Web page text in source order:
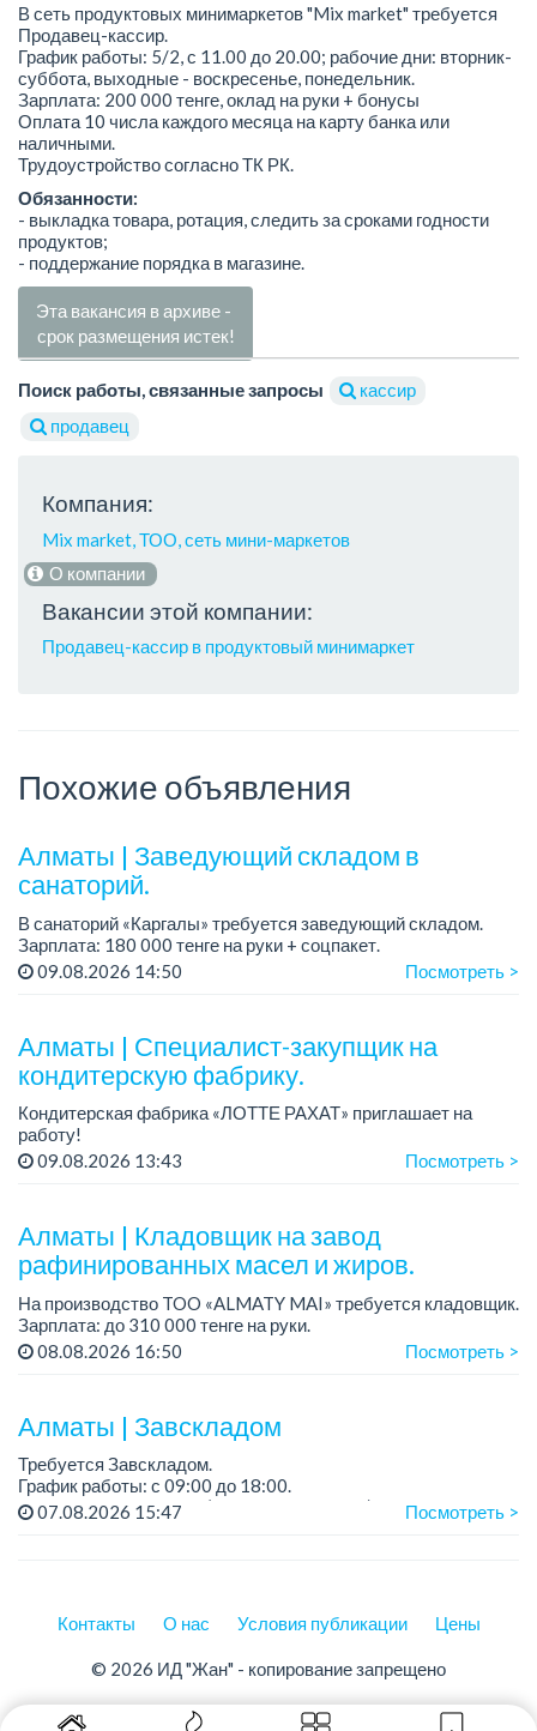
В сеть продуктовых минимаркетов "Mix market" требуется
Продавец-кассир.
График работы: 5/2, с 11.00 до 20.00; рабочие дни: вторник-
суббота, выходные - воскресенье, понедельник.
Зарплата: 200 000 тенге, оклад на руки + бонусы
Оплата 10 числа каждого месяца на карту банка или
наличными.
Трудоустройство согласно ТК РК.
Обязанности:
- выкладка товара, ротация, следить за сроками годности
продуктов;
- поддержание порядка в магазине.
Эта вакансия в архиве -
срок размещения истек!
Поиск работы, связанные запросы
кассир
продавец
Компания:
Mix market, ТОО, сеть мини-маркетов
О компании
Вакансии этой компании:
Продавец-кассир в продуктовый минимаркет
Похожие объявления
Алматы | Заведующий складом в
санаторий.
В санаторий «Каргалы» требуется заведующий складом.
Зарплата: 180 000 тенге на руки + соцпакет.
График работы: 2/2.
09.08.2026 14:50 Посмотреть >
Алматы | Специалист-закупщик на
кондитерскую фабрику.
Кондитерская фабрика «ЛОТТЕ РАХАТ» приглашает на
работу!
Зарплата: до 275 000 тенге.
09.08.2026 13:43 Посмотреть >
Алматы | Кладовщик на завод
рафинированных масел и жиров.
На производство TOO «ALMATY MAI» требуется кладовщик.
Зарплата: до 310 000 тенге на руки.
График работы: 5/2, с 08.00 до 17.00.
08.08.2026 16:50 Посмотреть >
Алматы | Завскладом
Требуется Завскладом.
График работы: с 09:00 до 18:00.
Место работы: Иргели (рынок Алтын Орда)....
07.08.2026 15:47 Посмотреть >
Контакты О нас Условия публикации Цены
© 2026 ИД "Жан" - копирование запрещено